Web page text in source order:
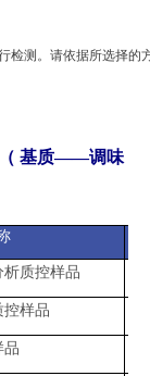
检测。请依据所选择的
（ 基质——调味
质控样品
控样品
品